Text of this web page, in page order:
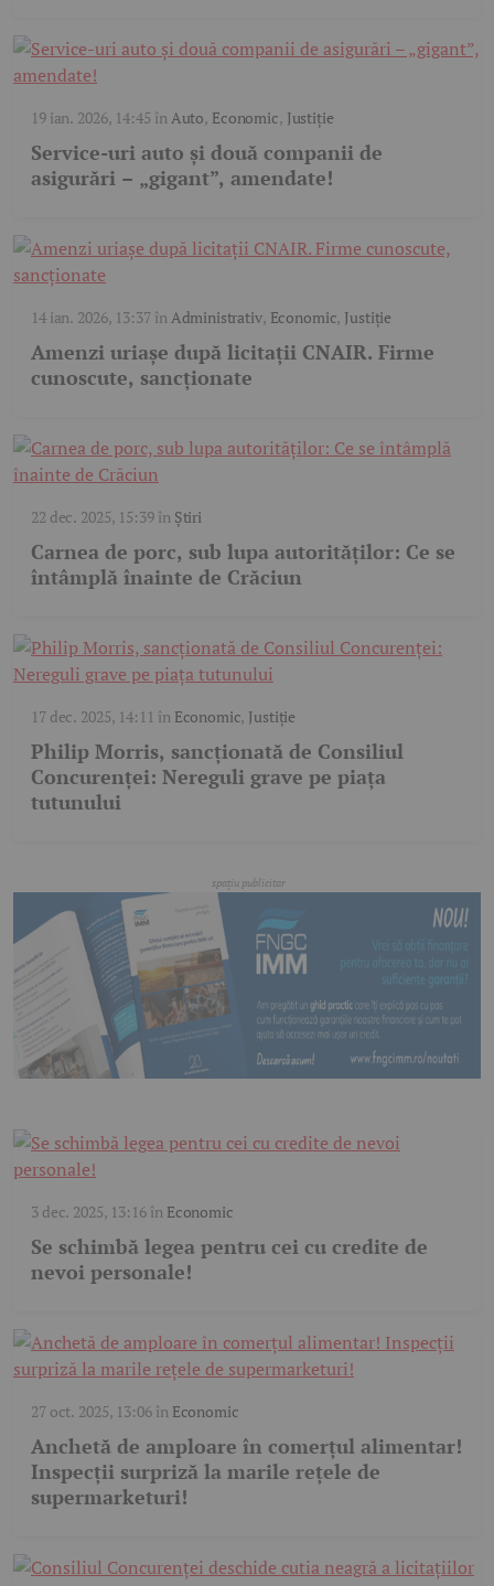
19 ian. 2026, 14:45 în Auto, Economic, Justiție
Service-uri auto și două companii de
asigurări – „gigant”, amendate!
14 ian. 2026, 13:37în Administrativ, Economic, Justiție
Amenzi uriașe după licitații CNAIR. Firme
cunoscute, sancționate
22 dec. 2025, 15:39în Știri
Carnea de porc, sub lupa autorităților: Ce se
întâmplă înainte de Crăciun
17 dec. 2025, 14:11 în Economic, Justiție
Philip Morris, sancționată de Consiliul
Concurenței: Nereguli grave pe piața
tutunului
3 dec. 2025, 13:16în Economic
Se schimbă legea pentru cei cu credite de
nevoi personale!
27 oct. 2025, 13:06în Economic
Anchetă de amploare în comerțul alimentar!
Inspecții surpriză la marile rețele de
supermarketuri!